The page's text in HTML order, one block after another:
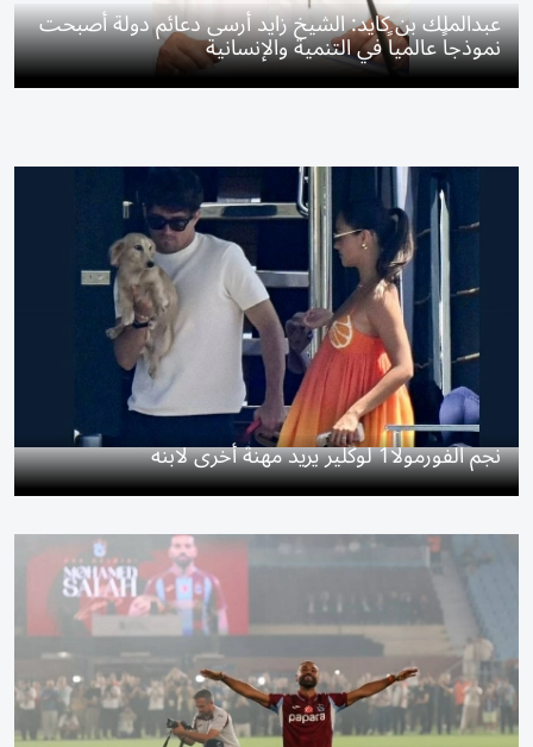
عبدالملك بن كايد: الشيخ زايد أرسى دعائم دولة أصبحت
نموذجاً عالمياً في التنمية والإنسانية
نجم الفورمولا1 لوكلير يريد مهنة أخرى لابنه